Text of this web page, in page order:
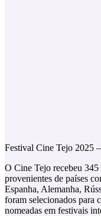
Festival Cine Tejo 2025
O Cine Tejo recebeu 345
provenientes de países
Espanha, Alemanha,
foram selecionados para
nomeadas em festivais